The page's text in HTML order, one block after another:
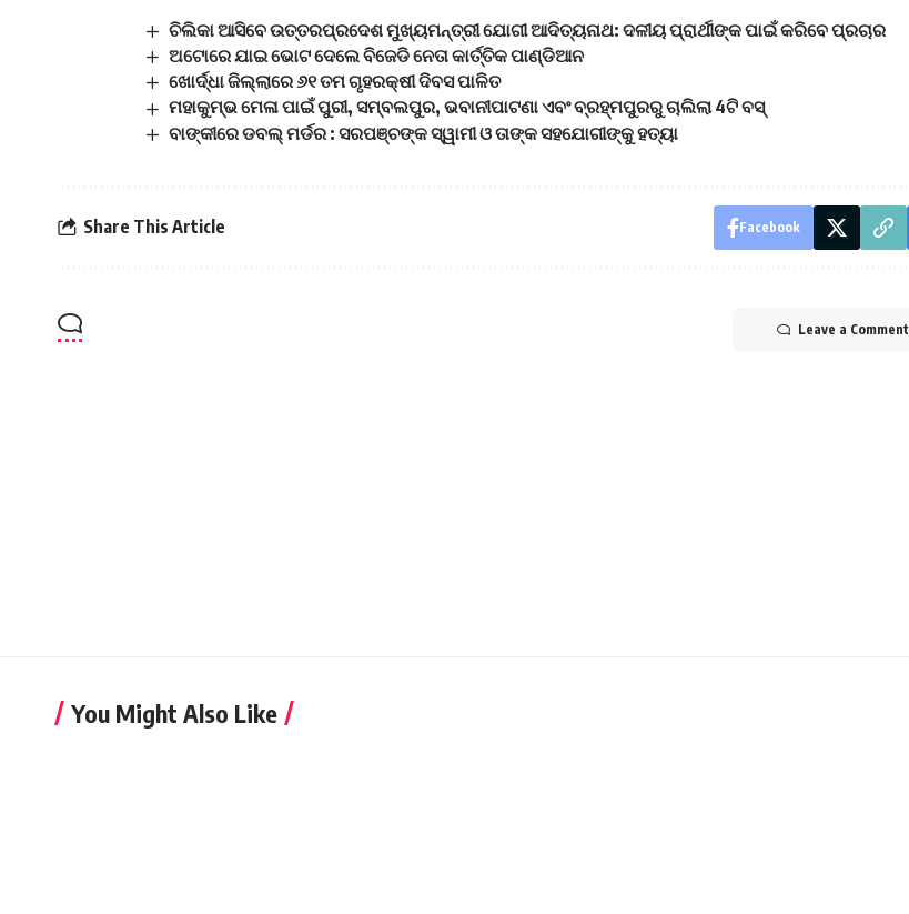
ଚିଲିକା ଆସିବେ ଉତ୍ତରପ୍ରଦେଶ ମୁଖ୍ୟମନ୍ତ୍ରୀ ଯୋଗୀ ଆଦିତ୍ୟନାଥ: ଦଳୀୟ ପ୍ରାର୍ଥୀଙ୍କ ପାଇଁ କରିବେ ପ୍ରଚାର
ଅଟୋରେ ଯାଇ ଭୋଟ ଦେଲେ ବିଜେଡି ନେତା କାର୍ତ୍ତିକ ପାଣ୍ଡିଆନ
ଖୋର୍ଦ୍ଧା ଜିଲ୍ଲାରେ ୬୧ ତମ ଗୃହରକ୍ଷୀ ଦିବସ ପାଳିତ
ମହାକୁମ୍ଭ ମେଳା ପାଇଁ ପୁରୀ, ସମ୍ବଲପୁର, ଭବାନୀପାଟଣା ଏବଂ ବ୍ରହ୍ମପୁରରୁ ଚାଲିଲା 4ଟି ବସ୍
ବାଙ୍କୀରେ ଡବଲ୍‌ ମର୍ଡର : ସରପଞ୍ଚଙ୍କ ସ୍ୱାମୀ ଓ ତାଙ୍କ ସହଯୋଗୀଙ୍କୁ ହତ୍ୟା
Share This Article Facebook
Leave a Comment
You Might Also Like